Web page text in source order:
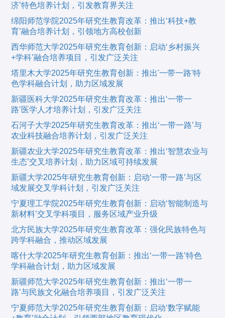
济’特色培养计划，引发教育界关注
绵阳师范学院2025年研究生教育改革：推出‘科技+教
育’融合培养计划，引领地方高校创新
西华师范大学2025年研究生教育创新：启动‘乡村振兴
+学科’融合培养项目，引发广泛关注
塔里木大学2025年研究生教育创新：推出'一带一路'特
色学科融合计划，助力区域发展
新疆医科大学2025年研究生教育改革：推出‘一带一
路’医学人才培养计划，引发广泛关注
石河子大学2025年研究生教育改革：推出‘一带一路’与
农业科技融合培养计划，引发广泛关注
新疆农业大学2025年研究生教育改革：推出‘智慧农业与
生态’交叉培养计划，助力区域可持续发展
新疆大学2025年研究生教育创新：启动‘一带一路’与区
域发展交叉学科计划，引发广泛关注
宁夏理工学院2025年研究生教育创新：启动‘智能制造与
新材料’交叉学科项目，服务区域产业升级
北方民族大学2025年研究生教育改革：强化民族特色与
跨学科融合，推动区域发展
喀什大学2025年研究生教育创新：推出‘一带一路’特色
学科融合计划，助力区域发展
新疆师范大学2025年研究生教育创新：推出‘一带一
路’与民族文化融合培养项目，引发广泛关注
宁夏师范大学2025年研究生教育创新：启动‘数字赋能